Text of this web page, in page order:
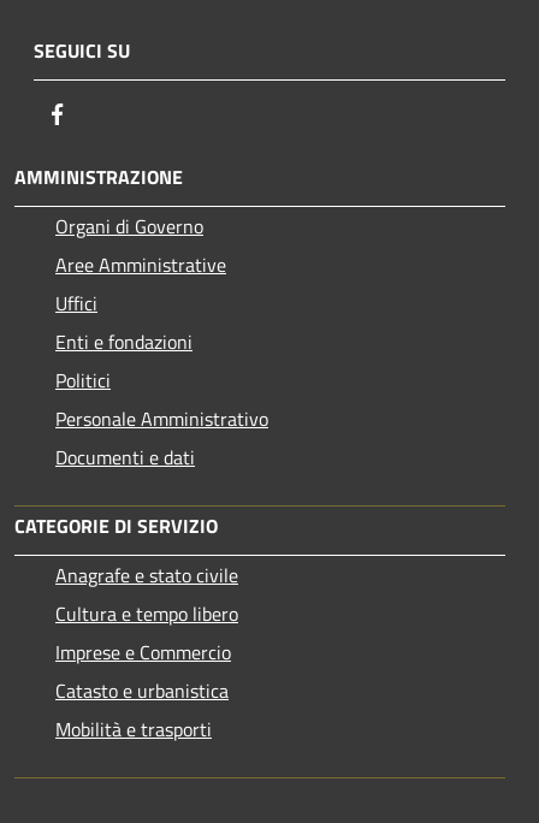
SEGUICI SU
AMMINISTRAZIONE
Organi di Governo
Aree Amministrative
Uffici
Enti e fondazioni
Politici
Personale Amministrativo
Documenti e dati
CATEGORIE DI SERVIZIO
Anagrafe e stato civile
Cultura e tempo libero
Imprese e Commercio
Catasto e urbanistica
Mobilità e trasporti